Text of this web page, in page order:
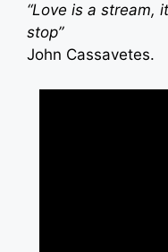
“Love is a stream,
stop”
John Cassavetes.